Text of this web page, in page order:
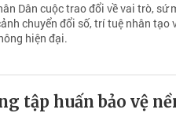
Dân cuộc trao đổi về vai trò, sứ
chuyển đổi số, trí tuệ nhân tạo
hiện đại.
tập huấn bảo vệ